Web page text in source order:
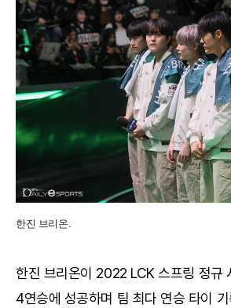
한진 브리온.
한진 브리온이 2022 LCK 스프링 정규
4연승에 성공하며 팀 최다 연승 타이